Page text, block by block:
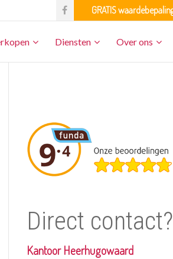
Diensten Over ons
Direct contact?
Kantoor Heerhugowaard